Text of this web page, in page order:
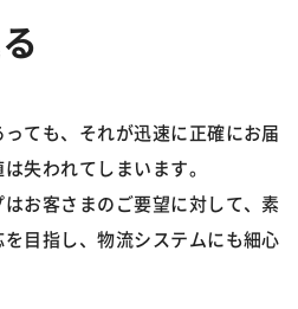
ても、それが迅速に正確にお届
失われてしまいます。
お客さまのご要望に対して、素
を目指し、物流システムにも細心